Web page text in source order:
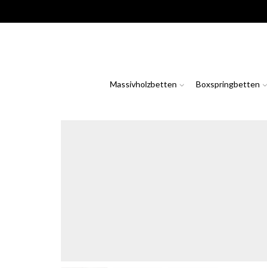
Massivholzbetten Boxspringbetten